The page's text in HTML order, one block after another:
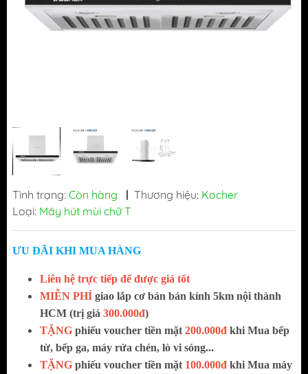
Tình trạng: Còn hàng | Thương hiệu: Kocher
Loại: Máy hút mùi chữ T
ƯU ĐÃI KHI MUA HÀNG
Liên hệ trực tiếp để được giá tốt
MIỄN PHÍ giao lắp cơ bản bán kính 5km nội thành
HCM (trị giá 300.000đ)
TẶNG phiếu voucher tiền mặt 200.000đ khi Mua bếp
từ, bếp ga, máy rửa chén, lò vi sóng...
TẶNG phiếu voucher tiền mặt 100.000đ khi Mua máy